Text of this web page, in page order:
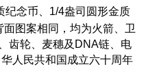
纪念币、1/4盎司圆形金质
图案相同，均为火箭、卫
齿轮、麦穗及DNA链、电
人民共和国成立六十周年